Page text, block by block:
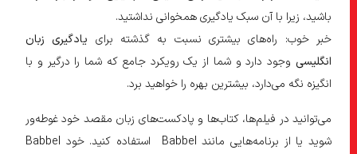
باشید، زیرا با آن سبک یادگیری همخوانی نداشتید.
خبر خوب: راه‌های بیشتری نسبت به گذشته برای یادگیری زبان
انگلیسیوجود دارد و شما از یک رویکرد جامع که شما را درگیر و با
انگیزه نگه می‌دارد، بیشترین بهره را خواهید برد.
می‌توانید در فیلم‌ها، کتاب‌ها و پادکست‌های زبان مقصد خود غوطه‌ور
شوید یا از برنامه‌هایی مانند Babbel استفاده کنید. خود Babbel